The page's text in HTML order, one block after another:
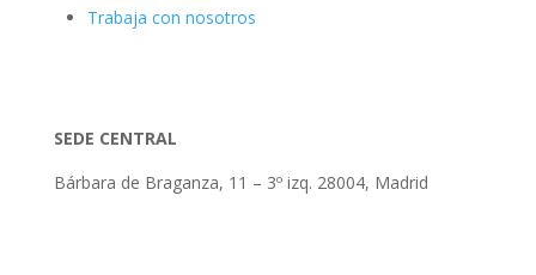
Trabaja con nosotros
SEDE CENTRAL
Bárbara de Braganza, 11 – 3º izq. 28004, Madrid